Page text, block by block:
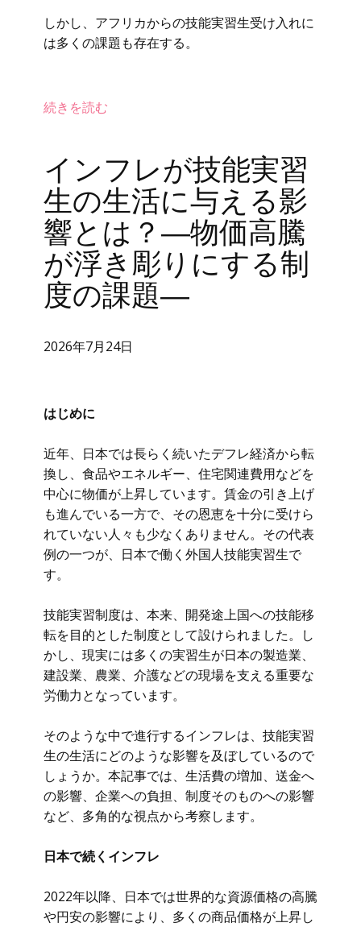
しかし、アフリカからの技能実習生受け入れに
は多くの課題も存在する。
続きを読む
インフレが技能実習
生の生活に与える影
響とは？―物価高騰
が浮き彫りにする制
度の課題―
2026年7月24日
はじめに
近年、日本では長らく続いたデフレ経済から転
換し、食品やエネルギー、住宅関連費用などを
中心に物価が上昇しています。賃金の引き上げ
も進んでいる一方で、その恩恵を十分に受けら
れていない人々も少なくありません。その代表
例の一つが、日本で働く外国人技能実習生で
す。
技能実習制度は、本来、開発途上国への技能移
転を目的とした制度として設けられました。し
かし、現実には多くの実習生が日本の製造業、
建設業、農業、介護などの現場を支える重要な
労働力となっています。
そのような中で進行するインフレは、技能実習
生の生活にどのような影響を及ぼしているので
しょうか。本記事では、生活費の増加、送金へ
の影響、企業への負担、制度そのものへの影響
など、多角的な視点から考察します。
日本で続くインフレ
2022年以降、日本では世界的な資源価格の高騰
や円安の影響により、多くの商品価格が上昇し